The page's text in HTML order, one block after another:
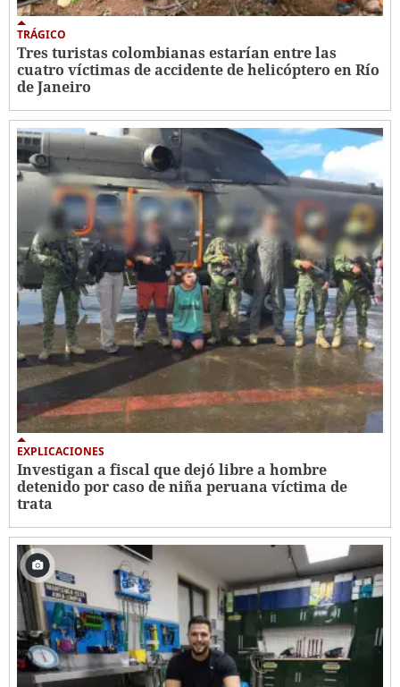
TRÁGICO
Tres turistas colombianas estarían entre las
cuatro víctimas de accidente de helicóptero en Río
de Janeiro
EXPLICACIONES
Investigan a fiscal que dejó libre a hombre
detenido por caso de niña peruana víctima de
trata